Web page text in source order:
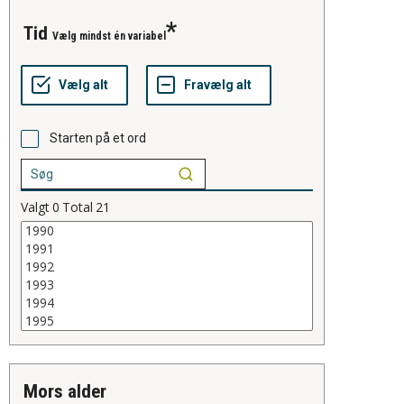
tid Vælg mindst én variabel
Starten på et ord
Valgt0 Total 21
mors alder